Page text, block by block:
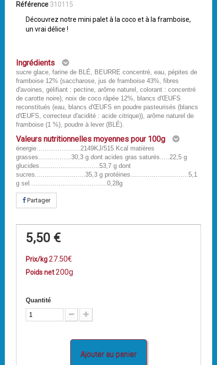
Référence 310115
Découvrez notre mini palet à la coco et à la framboise,
un vrai délice !
Ingrédients
sucre glace, farine de BLÉ, BEURRE concentré, eau, pépites de
framboise 12% (saccharose, jus de framboise 43%, fibres
d'avoines, gélifiant : pectine, arôme naturel, colorant : concentré
de carotte noire), noix de coco râpée 12%, blancs d'ŒUFS
reconstitués (eau, blancs d'ŒUFS en poudre pasteurisés (blancs
d'ŒUFS, correcteur d'acidité : acide citrique)), arôme naturel de
framboise (1 %), poudre à lever (BLÉ).
Valeurs nutritionnelles moyennes pour 100g
énergie…………………2149KJ/515 Kcal matières
grasses.................30,3 g dont acides gras saturés.....22,5 g
glucides...............................53,7 g dont
sucres..........................35,3 g protéines..............................5,1
g sel........................................0,28g
Partager
5,50 €
Prix/kg27.50€
Poids net200g
Quantité
Ajouter au panier